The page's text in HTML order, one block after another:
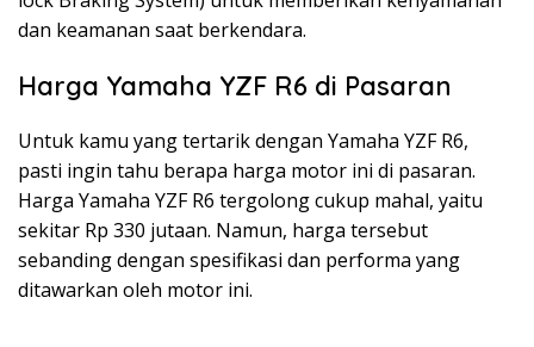
dan keamanan saat berkendara.
Harga Yamaha YZF R6 di Pasaran
Untuk kamu yang tertarik dengan Yamaha YZF R6,
pasti ingin tahu berapa harga motor ini di pasaran.
Harga Yamaha YZF R6 tergolong cukup mahal, yaitu
sekitar Rp 330 jutaan. Namun, harga tersebut
sebanding dengan spesifikasi dan performa yang
ditawarkan oleh motor ini.